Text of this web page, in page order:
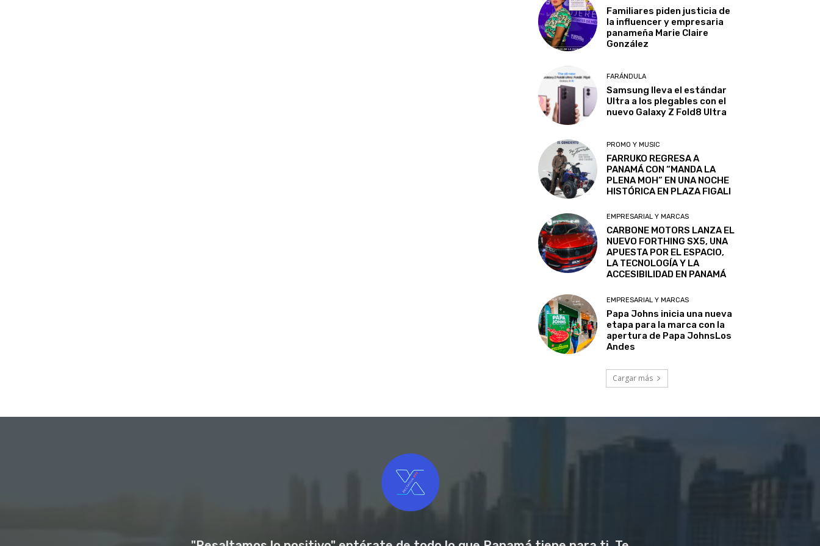
Familiares piden justicia de
la influencer y empresaria
panameña Marie Claire
González
FARÁNDULA
Samsung lleva el estándar
Ultra a los plegables con el
nuevo Galaxy Z Fold8 Ultra
PROMO Y MUSIC
FARRUKO REGRESA A
PANAMÁ CON “MANDA LA
PLENA MOH” EN UNA NOCHE
HISTÓRICA EN PLAZA FIGALI
EMPRESARIAL Y MARCAS
CARBONE MOTORS LANZA EL
NUEVO FORTHING SX5, UNA
APUESTA POR EL ESPACIO,
LA TECNOLOGÍA Y LA
ACCESIBILIDAD EN PANAMÁ
EMPRESARIAL Y MARCAS
Papa Johns inicia una nueva
etapa para la marca con la
apertura de Papa JohnsLos
Andes
Cargar más